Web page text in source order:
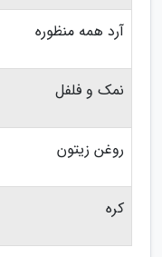
آرد همه منظوره
نمک و فلفل
روغن زیتون
کره